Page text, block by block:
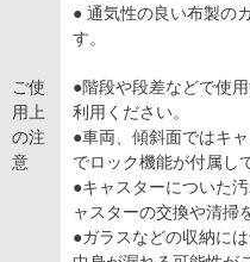
● 通気性の良い布製の
す。
ご使
用上
の注
意
●階段や段差などで使
利用ください。
●車両、傾斜面ではキ
でロック機能が付属し
●キャスターについた
ャスターの交換や清掃
●ガラスなどの収納に